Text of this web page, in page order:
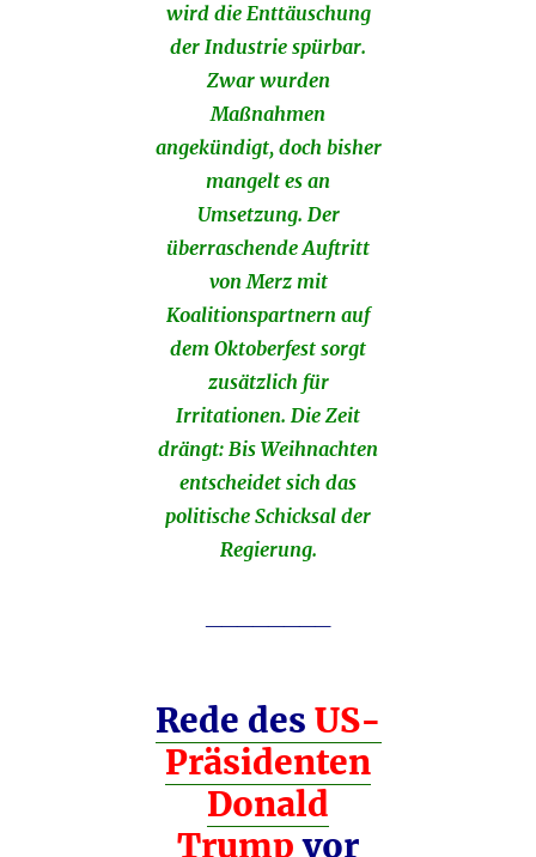
wird die Enttäuschung
der Industrie spürbar.
Zwar wurden
Maßnahmen
angekündigt, doch bisher
mangelt es an
Umsetzung. Der
überraschende Auftritt
von Merz mit
Koalitionspartnern auf
dem Oktoberfest sorgt
zusätzlich für
Irritationen. Die Zeit
drängt: Bis Weihnachten
entscheidet sich das
politische Schicksal der
Regierung.
Rede des US-
Präsidenten
Donald
Trumpvor